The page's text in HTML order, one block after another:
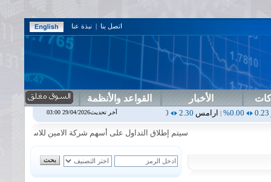
اتصل بنا | نبذة عنا
الأخبار القواعد والأنظمة
|ارامس2.30
|اربيل 0.00 اس بنك0.00
0.00%
سيتم إطلاق التداول على أسهم شركة الامين للاستثمار المالي في